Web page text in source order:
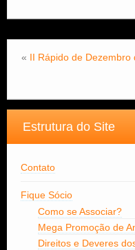
« II Rápido de Dezembro
Estrutura do Site
Contato
Fique Sócio
Como se Associar?
Mega Promoção de
Direitos e Deveres